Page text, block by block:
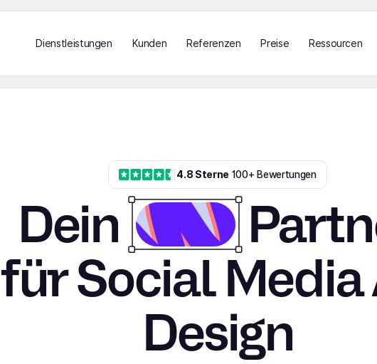
Dienstleistungen Kunden Referenzen Preise Ressourcen
4.8 Sterne 100+ Bewertungen
Dein
für Social Media
Design